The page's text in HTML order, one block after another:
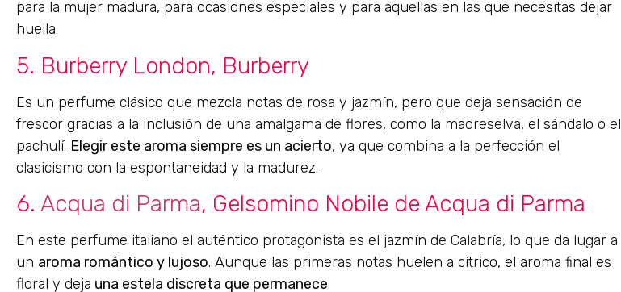
para la mujer madura, para ocasiones especiales y para aquellas en las que necesitas dejar
huella.
5. Burberry London, Burberry
Es un perfume clásico que mezcla notas de rosa y jazmín, pero que deja sensación de
frescor gracias a la inclusión de una amalgama de flores, como la madreselva, el sándalo o el
pachulí. Elegir este aroma siempre es un acierto, ya que combina a la perfección el
clasicismo con la espontaneidad y la madurez.
6. Acqua di Parma, Gelsomino Nobile de Acqua di Parma
En este perfume italiano el auténtico protagonista es el jazmín de Calabría, lo que da lugar a
un aroma romántico y lujoso. Aunque las primeras notas huelen a cítrico, el aroma final es
floral y deja una estela discreta que permanece.